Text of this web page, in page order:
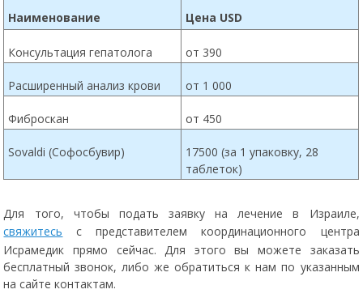
Консультация гепатолога от 390
Расширенный анализ крови от 1 000
Фиброскан от 450
Sovaldi (Софосбувир)
17500 (за 1 упаковку, 28
таблеток)
свяжитесьс представителем координационного центра
Исрамедик прямо сейчас. Для этого вы можете заказать
бесплатный звонок, либо же обратиться к нам по указанным
на сайте контактам.